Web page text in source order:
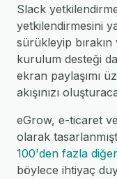
Slack
yetkilendirmesini
sürükleyip
kurulum desteği
ekran paylaşımı
akışınızı
eGrow, e-ticaret
olarak
100'den fazla
böylece ihtiyaç